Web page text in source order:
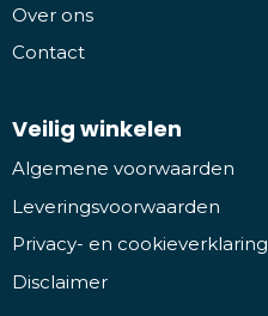
Over ons
Contact
Veilig winkelen
Algemene voorwaarden
Leveringsvoorwaarden
Privacy- en cookieverklaring
Disclaimer